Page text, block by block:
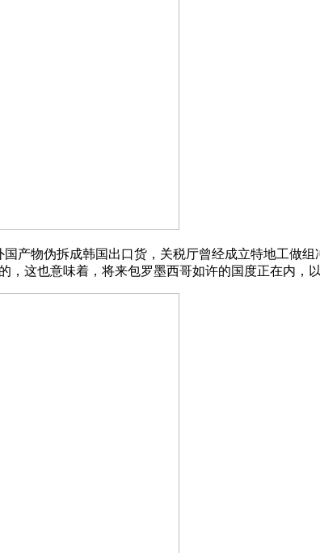
物伪拆成韩国出口货，关税厅曾经成立特地工做
这也意味着，将来包罗墨西哥如许的国度正在内，